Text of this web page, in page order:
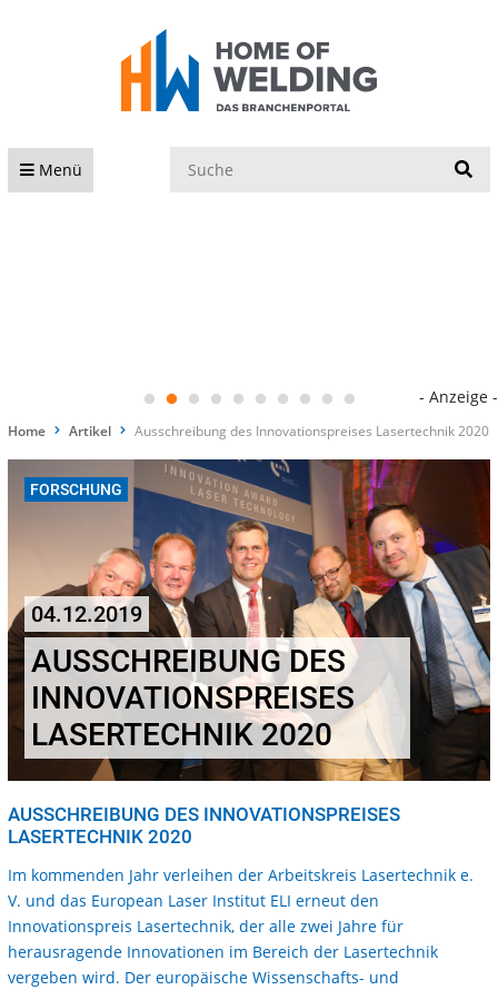
Menü
- Anzeige -
Home Artikel Ausschreibung des Innovationspreises Lasertechnik 2020
FORSCHUNG
04.12.2019
AUSSCHREIBUNG DES
INNOVATIONSPREISES
LASERTECHNIK 2020
AUSSCHREIBUNG DES INNOVATIONSPREISES
LASERTECHNIK 2020
Im kommenden Jahr verleihen der Arbeitskreis Lasertechnik e.
V. und das European Laser Institut ELI erneut den
Innovationspreis Lasertechnik, der alle zwei Jahre für
herausragende Innovationen im Bereich der Lasertechnik
vergeben wird. Der europäische Wissenschafts- und